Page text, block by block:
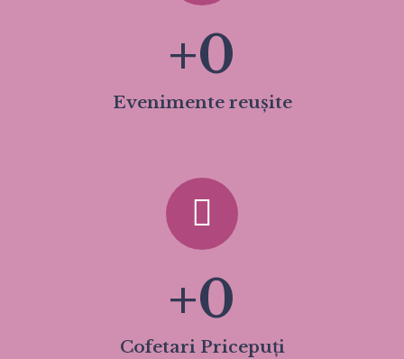
Evenimente reușite
+0
Cofetari Pricepuți
+0